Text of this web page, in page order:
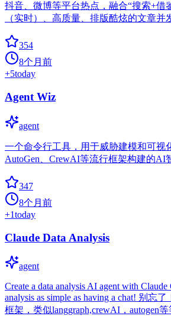
抖音、微博等平台热点，融合“搜索+借
（实时）、高质量、排版酷炫的文章并
354
8个月前
+5today
Agent Wiz
agent
一个命令行工具，用于威胁建模和可视
AutoGen、CrewAI等流行框架构建的AI
347
8个月前
+1today
Claude Data Analysis
agent
Create a data analysis AI agent with Claude
analysis as simple as having a chat!​​ 别忘
框架，类似langgraph,crewAI，autogen